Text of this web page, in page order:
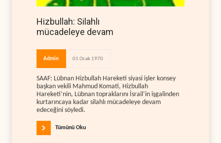
Hizbullah: Silahlı
mücadeleye devam
Admin 01 Ocak 1970
SAAF: Lübnan Hizbullah Hareketi siyasi işler konsey
başkan vekili Mahmud Komati, Hizbullah
Hareketi’nin, Lübnan topraklarını İsrail’in işgalinden
kurtarıncaya kadar silahlı mücadeleye devam
edeceğini söyledi.
Tümünü Oku